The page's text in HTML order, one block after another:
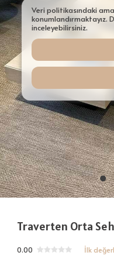
Traverten Orta
0.00 İlk
Veri politikasındaki
konumlandırmaktayız.
inceleyebilirsiniz.